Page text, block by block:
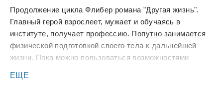
Продолжение цикла Флибер романа "Другая жизнь".
Главный герой взрослеет, мужает и обучаясь в
институте, получает профессию. Попутно занимается
физической подготовкой своего тела к дальнейшей
жизни. Пока можно пользоваться возможностями
окружающего мира.
ЕЩЕ